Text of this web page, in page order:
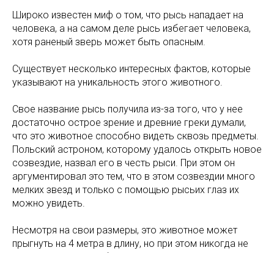
Широко известен миф о том, что рысь нападает на
человека, а на самом деле рысь избегает человека,
хотя раненый зверь может быть опасным.
Существует несколько интересных фактов, которые
указывают на уникальность этого животного.
Свое название рысь получила из-за того, что у нее
достаточно острое зрение и древние греки думали,
что это животное способно видеть сквозь предметы.
Польский астроном, которому удалось открыть новое
созвездие, назвал его в честь рыси. При этом он
аргументировал это тем, что в этом созвездии много
мелких звезд и только с помощью рысьих глаз их
можно увидеть.
Несмотря на свои размеры, это животное может
прыгнуть на 4 метра в длину, но при этом никогда не